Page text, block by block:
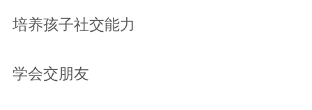
培养孩子社交能力
学会交朋友